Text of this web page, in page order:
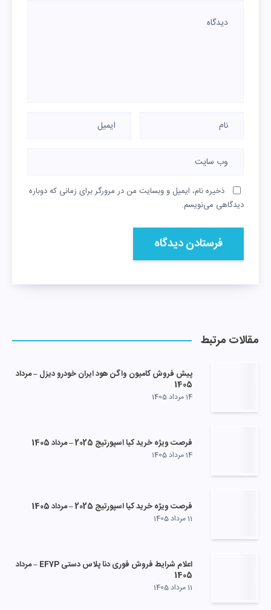
ذخیره نام، ایمیل و وبسایت من در مرورگر برای زمانی که دوباره
دیدگاهی می‌نویسم.
مقالات مرتبط
پیش فروش کامیون واگن هود ایران خودرو دیزل – مرداد
1405
14 مرداد 1405
فرصت ویژه خرید کیا اسپورتیج 2025 – مرداد 1405
14 مرداد 1405
فرصت ویژه خرید کیا اسپورتیج 2025 – مرداد 1405
11 مرداد 1405
اعلام شرایط فروش فوری دنا پلاس دستی EF7P – مرداد
1405
11 مرداد 1405